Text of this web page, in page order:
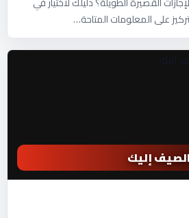
على المعلومات المتاحة…
إليك